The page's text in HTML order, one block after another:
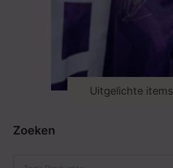
Uitgelichte items
Zoeken